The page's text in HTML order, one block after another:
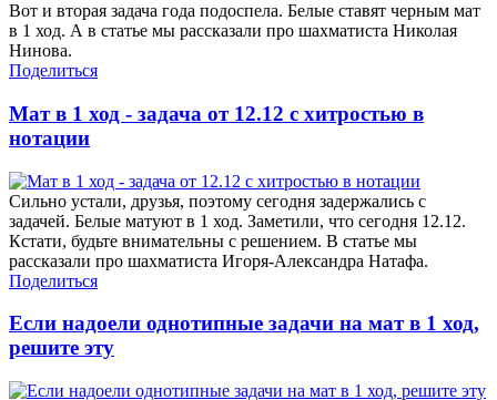
Вот и вторая задача года подоспела. Белые ставят черным мат
в 1 ход. А в статье мы рассказали про шахматиста Николая
Нинова.
Поделиться
Мат в 1 ход - задача от 12.12 с хитростью в
нотации
Сильно устали, друзья, поэтому сегодня задержались с
задачей. Белые матуют в 1 ход. Заметили, что сегодня 12.12.
Кстати, будьте внимательны с решением. В статье мы
рассказали про шахматиста Игоря-Александра Натафа.
Поделиться
Если надоели однотипные задачи на мат в 1 ход,
решите эту